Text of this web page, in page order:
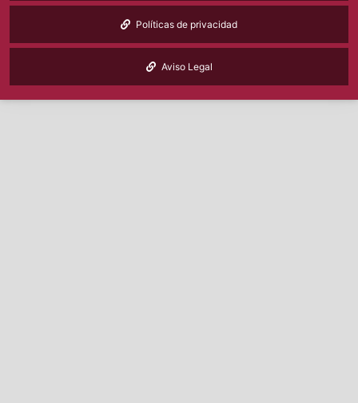
Políticas de privacidad
Aviso Legal